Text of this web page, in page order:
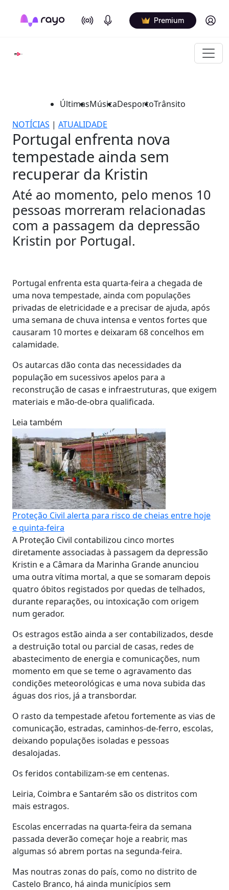
On Air Podcasts Premium Log in
ÚltimasMúsicaDesportoTrânsito
NOTÍCIAS | ATUALIDADE
Portugal enfrenta nova
tempestade ainda sem
recuperar da Kristin
Até ao momento, pelo menos 10
pessoas morreram relacionadas
com a passagem da depressão
Kristin por Portugal.
Portugal enfrenta esta quarta-feira a chegada de
uma nova tempestade, ainda com populações
privadas de eletricidade e a precisar de ajuda, após
uma semana de chuva intensa e ventos fortes que
causaram 10 mortes e deixaram 68 concelhos em
calamidade.
Os autarcas dão conta das necessidades da
população em sucessivos apelos para a
reconstrução de casas e infraestruturas, que exigem
materiais e mão-de-obra qualificada.
Leia também
Proteção Civil alerta para risco de cheias entre hoje
e quinta-feira
A Proteção Civil contabilizou cinco mortes
diretamente associadas à passagem da depressão
Kristin e a Câmara da Marinha Grande anunciou
uma outra vítima mortal, a que se somaram depois
quatro óbitos registados por quedas de telhados,
durante reparações, ou intoxicação com origem
num gerador.
Os estragos estão ainda a ser contabilizados, desde
a destruição total ou parcial de casas, redes de
abastecimento de energia e comunicações, num
momento em que se teme o agravamento das
condições meteorológicas e uma nova subida das
águas dos rios, já a transbordar.
O rasto da tempestade afetou fortemente as vias de
comunicação, estradas, caminhos-de-ferro, escolas,
deixando populações isoladas e pessoas
desalojadas.
Os feridos contabilizam-se em centenas.
Leiria, Coimbra e Santarém são os distritos com
mais estragos.
Escolas encerradas na quarta-feira da semana
passada deverão começar hoje a reabrir, mas
algumas só abrem portas na segunda-feira.
Mas noutras zonas do país, como no distrito de
Castelo Branco, há ainda municípios sem